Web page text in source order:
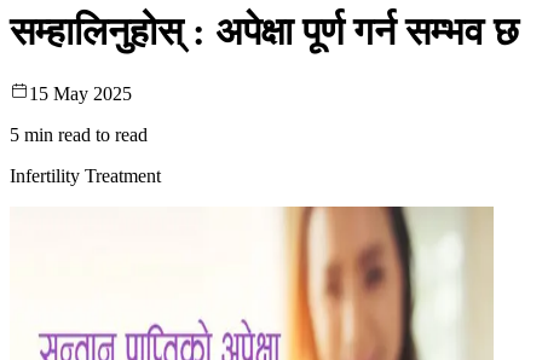
सम्हालिनुहोस् : अपेक्षा पूर्ण गर्न सम्भव छ
15 May 2025
5 min read to read
Infertility Treatment